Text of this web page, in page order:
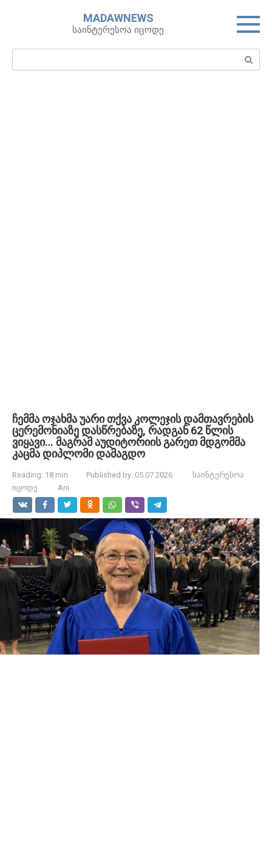
MADAWNEWS
საინტერესოა იცოდე
Search:
ჩემმა ოჯახმა უარი თქვა კოლეჯის დამთავრების
ცერემონიაზე დასწრებაზე, რადგან 62 წლის
ვიყავი… მაგრამ აუდიტორიის გარეთ მდგომმა
კაცმა დიპლომი დამაგდო
Reading: 18 min Published by: 05.07.2026
საინტერესოა
იცოდე
Ani